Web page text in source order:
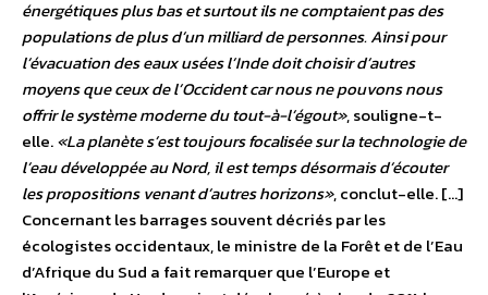
énergétiques plus bas et surtout ils ne comptaient pas des
populations de plus d’un milliard de personnes. Ainsi pour
l’évacuation des eaux usées l’Inde doit choisir d’autres
moyens que ceux de l’Occident car nous ne pouvons nous
offrir le système moderne du tout-à-l’égout», souligne-t-
elle.«La planète s’est toujours focalisée sur la technologie de
l’eau développée au Nord, il est temps désormais d’écouter
les propositions venant d’autres horizons», conclut-elle. […]
Concernant les barrages souvent décriés par les
écologistes occidentaux, le ministre de la Forêt et de l’Eau
d’Afrique du Sud a fait remarquer que l’Europe et